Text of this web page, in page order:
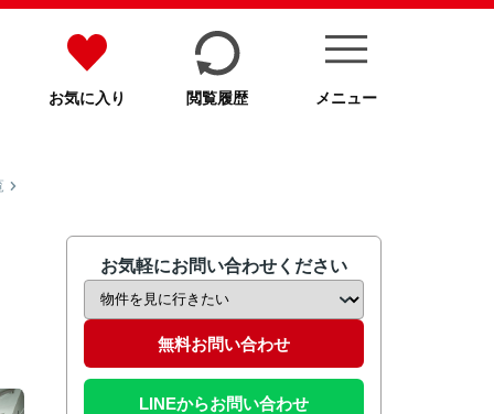
お気に入り 閲覧履歴 メニュー
お気軽にお問い合わせください
無料お問い合わせ
LINEからお問い合わせ